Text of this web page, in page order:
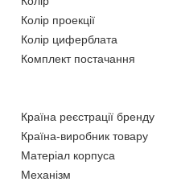
Колір проекції
Колір циферблата
Комплект постачання
Країна реєстрації бренду
Країна-виробник товару
Матеріал корпуса
Механізм